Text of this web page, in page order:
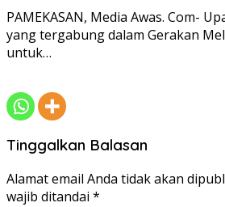
PAMEKASAN, Media Awas. Com-
yang tergabung dalam Gerakan
untuk…
Tinggalkan Balasan
Alamat email Anda tidak akan
wajib ditandai *